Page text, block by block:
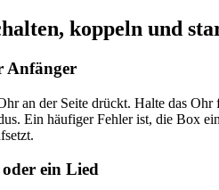
koppeln und
Anfänger
an der Seite drückt. Halte das
Ein häufiger Fehler ist, die Box
oder ein Lied